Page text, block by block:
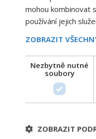
na číslo 9033320 je 20 Kč vč.
Facebooku
mohou kombinovat
používání jejich
ZOBRAZIT
Nezbytně nutné
soubory
ZOBRAZIT